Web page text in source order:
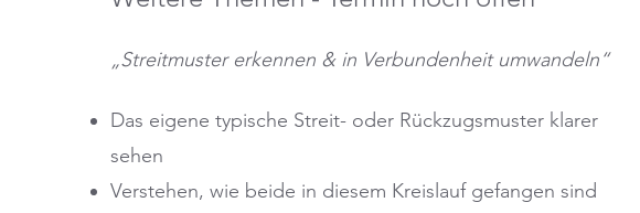
„Streitmuster erkennen & in Verbundenheit umwandeln“
Das eigene typische Streit- oder Rückzugsmuster klarer
sehen
Verstehen, wie beide in diesem Kreislauf gefangen sind